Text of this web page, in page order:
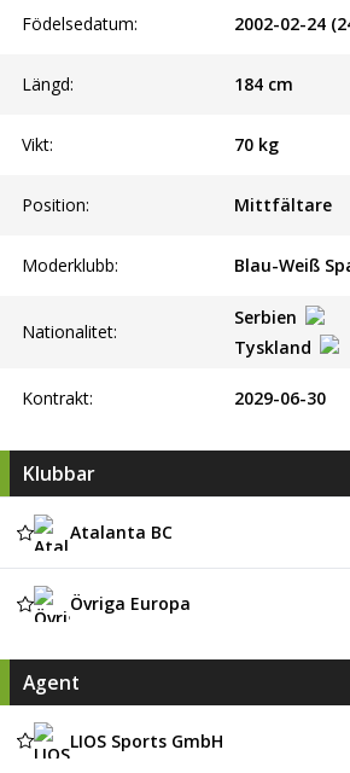
Födelsedatum: 2002-02-24
Längd: 184cm
Vikt: 70kg
Position: Mittfältare
Moderklubb: Blau-Weiß
Nationalitet:
Serbien
Tyskland
Kontrakt: 2029-06-30
Klubbar
Atalanta BC
Övriga Europa
Agent
LIOS Sports GmbH